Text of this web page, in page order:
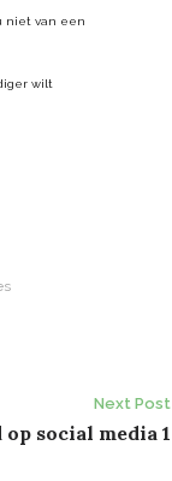
niet van een
wilt
Next Post
op social media 1